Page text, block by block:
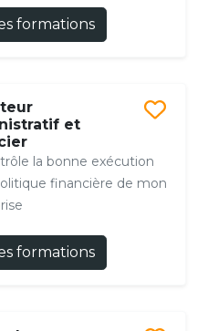
formations
et
la bonne exécution
financière de mon
formations